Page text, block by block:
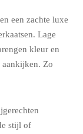
een zachte luxe
Lage
kleur en
aankijken. Zo
stijl of